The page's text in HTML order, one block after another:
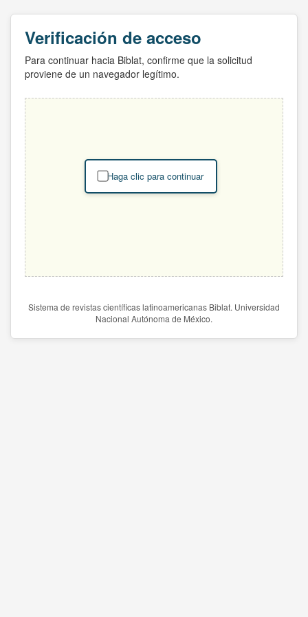
Verificación de acceso
Para continuar hacia Biblat, confirme que la solicitud
proviene de un navegador legítimo.
Haga clic para continuar
Sistema de revistas científicas latinoamericanas Biblat. Universidad
Nacional Autónoma de México.